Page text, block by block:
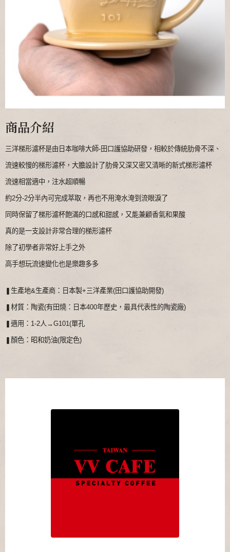
商品介紹
三洋梯形濾杯是由日本咖啡大師-田口護協助研發， 相較於傳統肋骨不深、
流速較慢的梯形濾杯， 大膽設計了肋骨又深又密又清晰的新式梯形濾杯
流速相當適中，注水超順暢
約2分-2分半內可完成萃取，再也不用淹水淹到流眼淚了
同時保留了梯形濾杯飽滿的口感和甜感，又能兼顧香氣和果酸
真的是一支設計非常合理的梯形濾杯
除了初學者非常好上手之外
高手想玩流速變化也是樂趣多多
❚生產地&生產商：日本製+三洋產業(田口護協助開發)
❚材質：陶瓷(有田燒：日本400年歷史，最具代表性的陶瓷廠)
❚適用：1-2人→G101(單孔
❚顏色：昭和奶油(限定色)